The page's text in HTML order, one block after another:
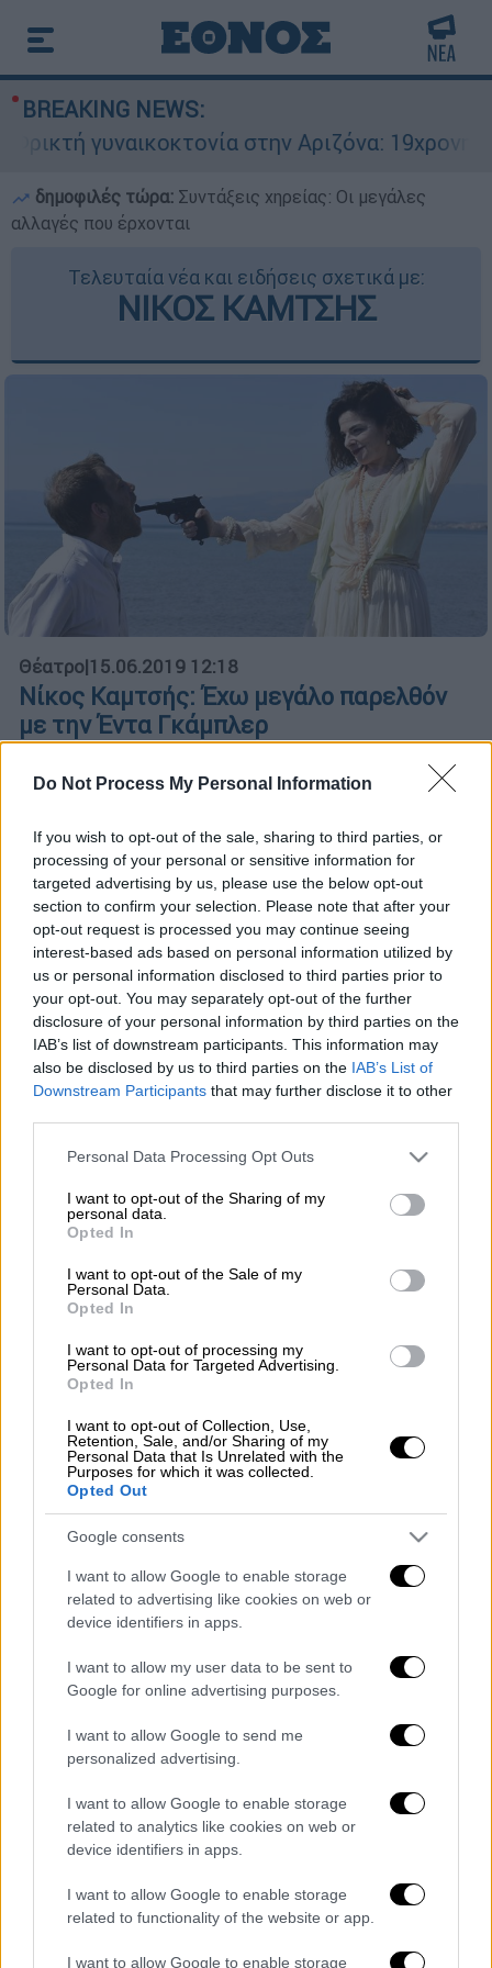
Do Not Process My Personal Information
If you wish to opt-out of the sale, sharing to third parties, or
processing of your personal or sensitive information for
targeted advertising by us, please use the below opt-out
section to confirm your selection. Please note that after your
opt-out request is processed you may continue seeing
interest-based ads based on personal information utilized by
us or personal information disclosed to third parties prior to
your opt-out. You may separately opt-out of the further
disclosure of your personal information by third parties on the
IAB’s list of downstream participants. This information may
also be disclosed by us to third parties on the IAB’s List of
Downstream Participants that may further disclose it to other
Please note that this website/app uses one or more Google
not limited to your visit or usage behaviour. You may click to
grant or deny consent to Google and its third-party tags to
use your data for below specified purposes in below Google
consent section.
Personal Data Processing Opt Outs
I want to opt-out of the Sharing of my
personal data.
Opted In
I want to opt-out of the Sale of my
Personal Data.
Opted In
I want to opt-out of processing my
Personal Data for Targeted Advertising.
Opted In
I want to opt-out of Collection, Use,
Retention, Sale, and/or Sharing of my
Personal Data that Is Unrelated with the
Purposes for which it was collected.
Opted Out
Google consents
I want to allow Google to enable storage
related to advertising like cookies on web or
device identifiers in apps.
I want to allow my user data to be sent to
Google for online advertising purposes.
I want to allow Google to send me
personalized advertising.
I want to allow Google to enable storage
related to analytics like cookies on web or
device identifiers in apps.
I want to allow Google to enable storage
related to functionality of the website or app.
I want to allow Google to enable storage
BREAKING NEWS:
γυναικοκτονία στην Αριζόνα: 19χρονη
δημοφιλές τώρα: Συντάξεις χηρείας: Οι μεγάλες
αλλαγές που έρχονται
Τελευταία νέα και ειδήσεις σχετικά με:
ΝΙΚΟΣ ΚΑΜΤΣΗΣ
Θέατρο|15.06.2019 12:18
Νίκος Καμτσής: Έχω μεγάλο παρελθόν
με την Έντα Γκάμπλερ
Ο σκηνοθέτης Νίκος Καμτσής μιλάει στο
ethnos.gr για την δυναμική της απαιτητικής
στο Τόπος ΑΛΛΟύ
ΑΛΛΑ #TAGS
Χένρικ Ίψεν
Έντα Γκάμπλερ
POPULAR VIDEOS
Ώρα Ελλάδος...|10.08.2026 08:39
Ηλεία: Φωτιά τώρα στο χωριό Μουζάκι
– Κοντά στην είσοδο του χωριού οι
φλόγες
Ώρα Ελλάδος...| 10.08.2026 12:18
Ώρα Ελλάδος 10/08/2026
Μεγάλη φωτιά στον Κουβαρά Αττικής -
Ήχησε το 112